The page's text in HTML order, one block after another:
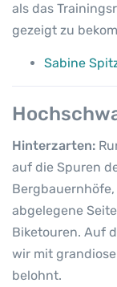
als das
gezeigt zu
Sabine
Hinterzarten:
auf die Spuren
abgelegene
Biketouren. Auf
wir mit
belohnt.